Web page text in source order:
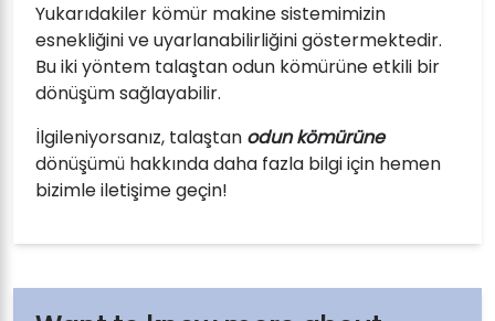
Yukarıdakiler kömür makine sistemimizin
esnekliğini ve uyarlanabilirliğini göstermektedir.
Bu iki yöntem talaştan odun kömürüne etkili bir
dönüşüm sağlayabilir.
İlgileniyorsanız, talaştan odun kömürüne
dönüşümü hakkında daha fazla bilgi için hemen
bizimle iletişime geçin!